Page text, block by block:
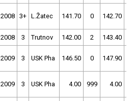
2008 3+ L.Žatec 141.70 0 142.70
2008 3 Trutnov 142.00 2 143.40
2009 3 USK Pha 146.50 0 147.90
2009 3 USK Pha 4.00 999 4.00